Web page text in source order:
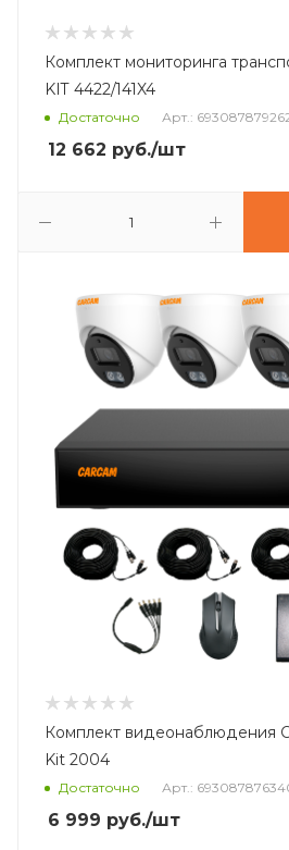
Комплект мониторинга
KIT 4422/141X4
Достаточно Арт.:
12 662 руб./шт
Комплект видеонаблюдения
Kit 2004
Достаточно Арт.:
6 999 руб./шт